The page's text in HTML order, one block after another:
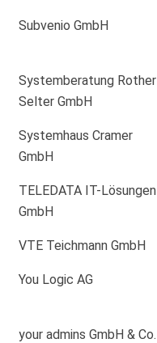
Subvenio GmbH
Systemberatung Rother
Selter GmbH
Systemhaus Cramer
GmbH
TELEDATA IT-Lösungen
GmbH
VTE Teichmann GmbH
You Logic AG
your admins GmbH & Co.